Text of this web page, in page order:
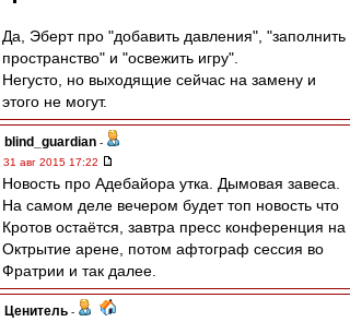
Да, Эберт про "добавить давления", "заполнить
пространство" и "освежить игру".
Негусто, но выходящие сейчас на замену и
этого не могут.
blind_guardian -
31 авг 2015 17:22
Новость про Адебайора утка. Дымовая завеса.
На самом деле вечером будет топ новость что
Кротов остаётся, завтра пресс конференция на
Октрытие арене, потом афтограф сессия во
Фратрии и так далее.
Ценитель -